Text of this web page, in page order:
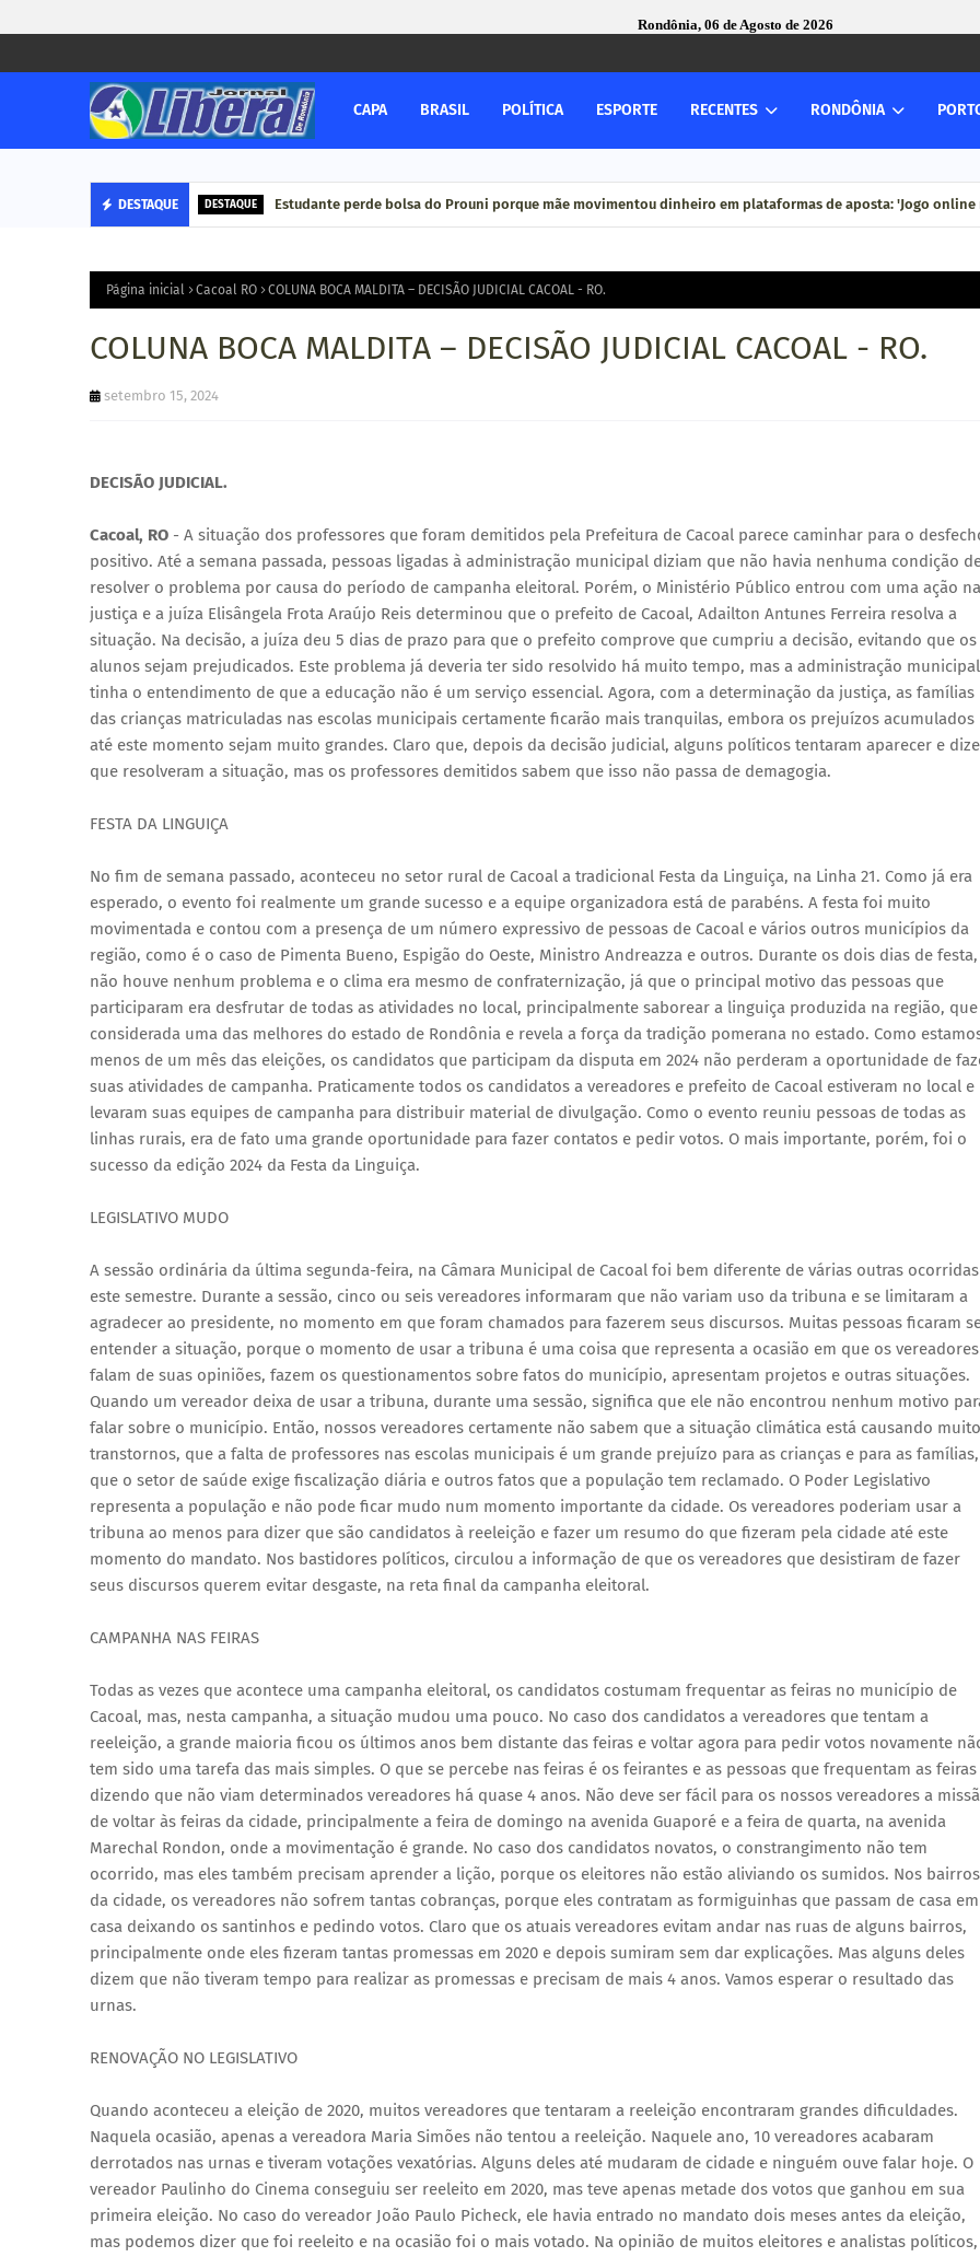
Rondônia, 06 de Agosto de 2026
CAPA BRASIL POLÍTICA ESPORTE RECENTES RONDÔNIA
DESTAQUE DESTAQUE Estudante perde bolsa do Prouni porque mãe movimentou dinheiro em plataformas de aposta: 'Jogo online
Página inicial Cacoal RO COLUNA BOCA MALDITA – DECISÃO JUDICIAL CACOAL - RO.
COLUNA BOCA MALDITA – DECISÃO JUDICIAL CACOAL - RO.
setembro 15, 2024
DECISÃO JUDICIAL.
Cacoal, RO - A situação dos professores que foram demitidos pela Prefeitura de Cacoal parece caminhar para o
positivo. Até a semana passada, pessoas ligadas à administração municipal diziam que não havia nenhuma condição
resolver o problema por causa do período de campanha eleitoral. Porém, o Ministério Público entrou com uma ação na
justiça e a juíza Elisângela Frota Araújo Reis determinou que o prefeito de Cacoal, Adailton Antunes Ferreira resolva a
situação. Na decisão, a juíza deu 5 dias de prazo para que o prefeito comprove que cumpriu a decisão, evitando que os
alunos sejam prejudicados. Este problema já deveria ter sido resolvido há muito tempo, mas a administração municipal
tinha o entendimento de que a educação não é um serviço essencial. Agora, com a determinação da justiça, as famílias
das crianças matriculadas nas escolas municipais certamente ficarão mais tranquilas, embora os prejuízos acumulados
até este momento sejam muito grandes. Claro que, depois da decisão judicial, alguns políticos tentaram aparecer e
que resolveram a situação, mas os professores demitidos sabem que isso não passa de demagogia.
FESTA DA LINGUIÇA
No fim de semana passado, aconteceu no setor rural de Cacoal a tradicional Festa da Linguiça, na Linha 21. Como já era
esperado, o evento foi realmente um grande sucesso e a equipe organizadora está de parabéns. A festa foi muito
movimentada e contou com a presença de um número expressivo de pessoas de Cacoal e vários outros municípios da
região, como é o caso de Pimenta Bueno, Espigão do Oeste, Ministro Andreazza e outros. Durante os dois dias de festa,
não houve nenhum problema e o clima era mesmo de confraternização, já que o principal motivo das pessoas que
participaram era desfrutar de todas as atividades no local, principalmente saborear a linguiça produzida na região,
considerada uma das melhores do estado de Rondônia e revela a força da tradição pomerana no estado. Como
menos de um mês das eleições, os candidatos que participam da disputa em 2024 não perderam a oportunidade de
suas atividades de campanha. Praticamente todos os candidatos a vereadores e prefeito de Cacoal estiveram no local e
levaram suas equipes de campanha para distribuir material de divulgação. Como o evento reuniu pessoas de todas as
linhas rurais, era de fato uma grande oportunidade para fazer contatos e pedir votos. O mais importante, porém, foi o
sucesso da edição 2024 da Festa da Linguiça.
LEGISLATIVO MUDO
A sessão ordinária da última segunda-feira, na Câmara Municipal de Cacoal foi bem diferente de várias outras ocorridas
este semestre. Durante a sessão, cinco ou seis vereadores informaram que não variam uso da tribuna e se limitaram a
agradecer ao presidente, no momento em que foram chamados para fazerem seus discursos. Muitas pessoas ficaram
entender a situação, porque o momento de usar a tribuna é uma coisa que representa a ocasião em que os vereadores
falam de suas opiniões, fazem os questionamentos sobre fatos do município, apresentam projetos e outras situações.
Quando um vereador deixa de usar a tribuna, durante uma sessão, significa que ele não encontrou nenhum motivo
falar sobre o município. Então, nossos vereadores certamente não sabem que a situação climática está causando
transtornos, que a falta de professores nas escolas municipais é um grande prejuízo para as crianças e para as famílias,
que o setor de saúde exige fiscalização diária e outros fatos que a população tem reclamado. O Poder Legislativo
representa a população e não pode ficar mudo num momento importante da cidade. Os vereadores poderiam usar a
tribuna ao menos para dizer que são candidatos à reeleição e fazer um resumo do que fizeram pela cidade até este
momento do mandato. Nos bastidores políticos, circulou a informação de que os vereadores que desistiram de fazer
seus discursos querem evitar desgaste, na reta final da campanha eleitoral.
CAMPANHA NAS FEIRAS
Todas as vezes que acontece uma campanha eleitoral, os candidatos costumam frequentar as feiras no município de
Cacoal, mas, nesta campanha, a situação mudou uma pouco. No caso dos candidatos a vereadores que tentam a
reeleição, a grande maioria ficou os últimos anos bem distante das feiras e voltar agora para pedir votos novamente
tem sido uma tarefa das mais simples. O que se percebe nas feiras é os feirantes e as pessoas que frequentam as feiras
dizendo que não viam determinados vereadores há quase 4 anos. Não deve ser fácil para os nossos vereadores a
de voltar às feiras da cidade, principalmente a feira de domingo na avenida Guaporé e a feira de quarta, na avenida
Marechal Rondon, onde a movimentação é grande. No caso dos candidatos novatos, o constrangimento não tem
ocorrido, mas eles também precisam aprender a lição, porque os eleitores não estão aliviando os sumidos. Nos bairros
da cidade, os vereadores não sofrem tantas cobranças, porque eles contratam as formiguinhas que passam de casa em
casa deixando os santinhos e pedindo votos. Claro que os atuais vereadores evitam andar nas ruas de alguns bairros,
principalmente onde eles fizeram tantas promessas em 2020 e depois sumiram sem dar explicações. Mas alguns deles
dizem que não tiveram tempo para realizar as promessas e precisam de mais 4 anos. Vamos esperar o resultado das
urnas.
RENOVAÇÃO NO LEGISLATIVO
Quando aconteceu a eleição de 2020, muitos vereadores que tentaram a reeleição encontraram grandes dificuldades.
Naquela ocasião, apenas a vereadora Maria Simões não tentou a reeleição. Naquele ano, 10 vereadores acabaram
derrotados nas urnas e tiveram votações vexatórias. Alguns deles até mudaram de cidade e ninguém ouve falar hoje. O
vereador Paulinho do Cinema conseguiu ser reeleito em 2020, mas teve apenas metade dos votos que ganhou em sua
primeira eleição. No caso do vereador João Paulo Picheck, ele havia entrado no mandato dois meses antes da eleição,
mas podemos dizer que foi reeleito e na ocasião foi o mais votado. Na opinião de muitos eleitores e analistas